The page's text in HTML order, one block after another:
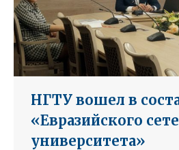
НГТУ вошел в
«Евразийского
университета»